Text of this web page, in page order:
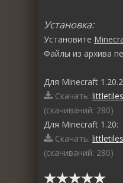
Установка:
Установите
Файлы из архива
Для Minecraft
Скачать:
(cкачиваний: 280)
Для Minecraft 1.20:
Скачать:
(cкачиваний: 280)